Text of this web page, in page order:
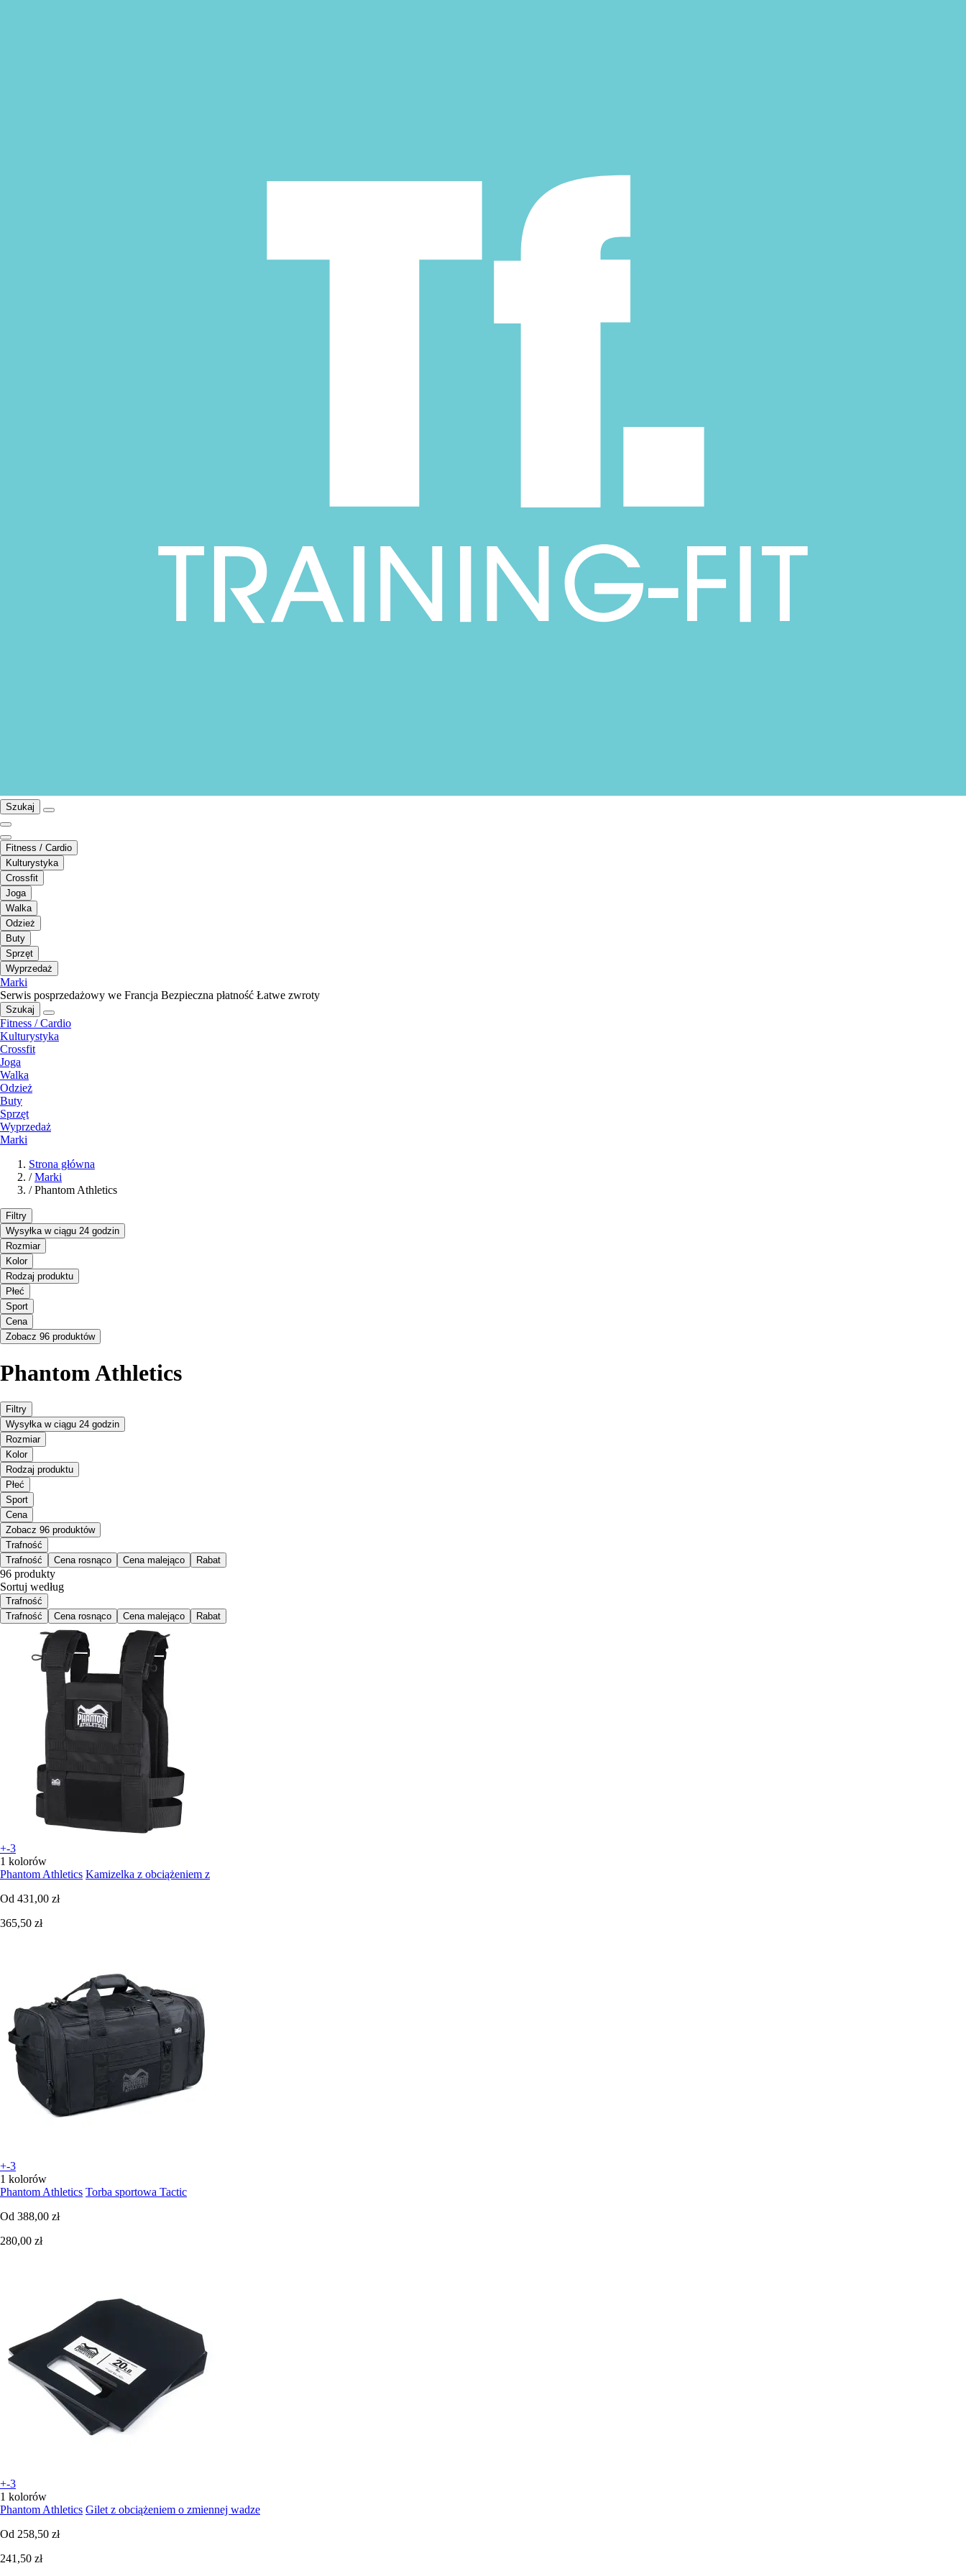
Szukaj
Fitness / Cardio
Kulturystyka
Crossfit
Joga
Walka
Odzież
Buty
Sprzęt
Wyprzedaż
Marki
Serwis posprzedażowy we Francja Bezpieczna płatność Łatwe zwroty
Szukaj
Fitness / Cardio
Kulturystyka
Crossfit
Joga
Walka
Odzież
Buty
Sprzęt
Wyprzedaż
Marki
Strona główna
/ Marki
/ Phantom Athletics
Filtry
Wysyłka w ciągu 24 godzin
Rozmiar
Kolor
Rodzaj produktu
Płeć
Sport
Cena
Zobacz 96 produktów
Phantom Athletics
Filtry
Wysyłka w ciągu 24 godzin
Rozmiar
Kolor
Rodzaj produktu
Płeć
Sport
Cena
Zobacz 96 produktów
Trafność
Trafność
Cena rosnąco Cena malejąco Rabat
96 produkty
Sortuj według
Trafność
Trafność
Cena rosnąco Cena malejąco Rabat
+-3
1 kolorów
Phantom Athletics Kamizelka z obciążeniem z
Od 431,00 zł
365,50 zł
+-3
1 kolorów
Phantom Athletics Torba sportowa Tactic
Od 388,00 zł
280,00 zł
+-3
1 kolorów
Phantom Athletics Gilet z obciążeniem o zmiennej wadze
Od 258,50 zł
241,50 zł